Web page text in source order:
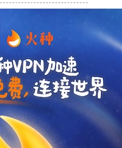
反对